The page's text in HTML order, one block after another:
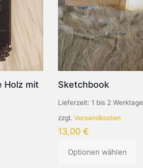
Holz mit
Sketchbook
Lieferzeit: 1 bis 2 Werktage
zzgl. Versandkosten
13,00 €
Optionen wählen